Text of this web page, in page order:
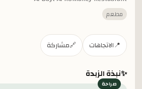
مطعم
📍الاتجاهات 🔗مشاركة
✨نبذة الزبدة